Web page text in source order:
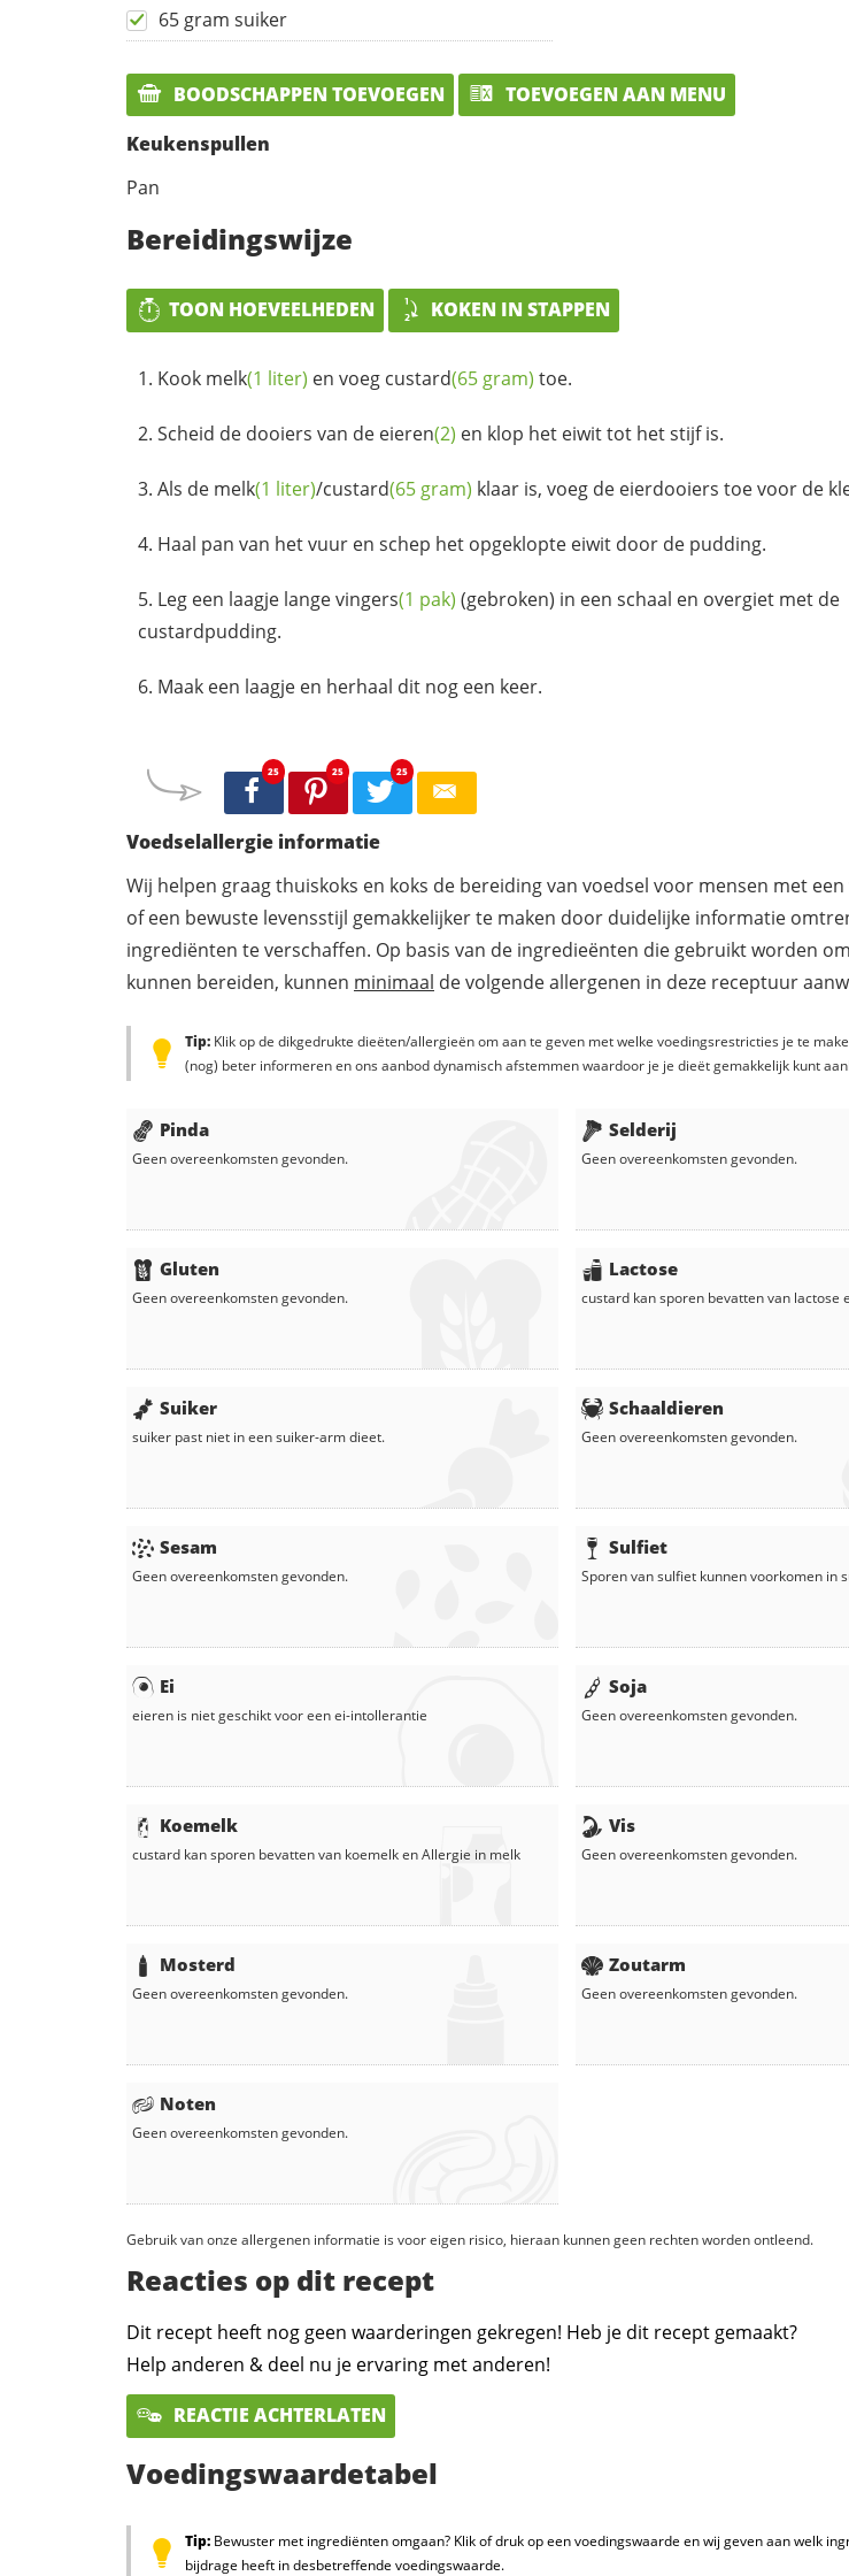
65 gram suiker
BOODSCHAPPEN TOEVOEGEN
TOEVOEGEN AAN MENU
Keukenspullen
Pan
Bereidingswijze
TOON HOEVEELHEDEN KOKEN IN STAPPEN
Kook melk(1 liter) en voeg custard(65 gram) toe.
Scheid de dooiers van de eieren(2) en klop het eiwit tot het stijf is.
Als de melk(1 liter)/custard(65 gram) klaar is, voeg de eierdooiers toe voor de
Haal pan van het vuur en schep het opgeklopte eiwit door de pudding.
Leg een laagje langevingers(1 pak) (gebroken) in een schaal en overgiet met de
custardpudding.
Maak een laagje en herhaal dit nog een keer.
25 25 25
Voedselallergie informatie
Wij helpen graag thuiskoks en koks de bereiding van voedsel voor mensen met
of een bewuste levensstijl gemakkelijker te maken door duidelijke informatie
ingrediënten te verschaffen. Op basis van de ingredieënten die gebruikt worden
kunnen bereiden, kunnen minimaal de volgende allergenen in deze receptuur
Tip: Klik op de dikgedrukte dieëten/allergieën om aan te geven met welke voedingsrestricties je te
(nog) beter informeren en ons aanbod dynamisch afstemmen waardoor je je dieët gemakkelijk kunt
Pinda
Geen overeenkomsten gevonden.
Gluten
Geen overeenkomsten gevonden.
Suiker
suiker past niet in een suiker-arm dieet.
Sesam
Geen overeenkomsten gevonden.
Ei
eieren is niet geschikt voor een ei-intollerantie
Koemelk
custard kan sporen bevatten van koemelk enAllergie in melk
Mosterd
Geen overeenkomsten gevonden.
Noten
Geen overeenkomsten gevonden.
Selderij
Geen overeenkomsten gevonden.
Lactose
custard kan sporen bevatten van lactose
Schaaldieren
Geen overeenkomsten gevonden.
Sulfiet
Sporen van sulfiet kunnen voorkomen in
Soja
Geen overeenkomsten gevonden.
Vis
Geen overeenkomsten gevonden.
Zoutarm
Geen overeenkomsten gevonden.
Gebruik van onze allergenen informatie is voor eigen risico, hieraan kunnen geen rechten worden ontleend.
Reacties op dit recept
Dit recept heeft nog geen waarderingen gekregen! Heb je dit recept gemaakt?
Help anderen & deel nu je ervaring met anderen!
REACTIE ACHTERLATEN
Voedingswaardetabel
Tip: Bewuster met ingrediënten omgaan? Klik of druk op een voedingswaarde en wij geven aan welk
bijdrage heeft in desbetreffende voedingswaarde.